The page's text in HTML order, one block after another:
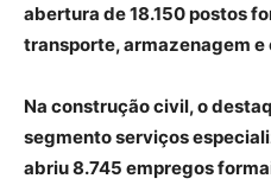
abertura de 18.150 postos
transporte, armazenagem
Na construção civil, o
segmento serviços
abriu 8.745 empregos